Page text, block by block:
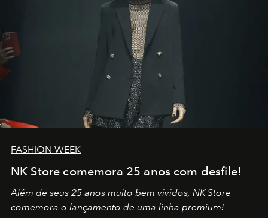
FASHION WEEK
NK Store comemora 25 anos com desfile!
Além de seus 25 anos muito bem vividos, NK Store
comemora o lançamento de uma linha premium!